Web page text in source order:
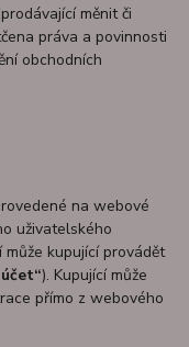
měnit či
práva a povinnosti
obchodních
na webové
uživatelského
kupující provádět
). Kupující může
přímo z webového